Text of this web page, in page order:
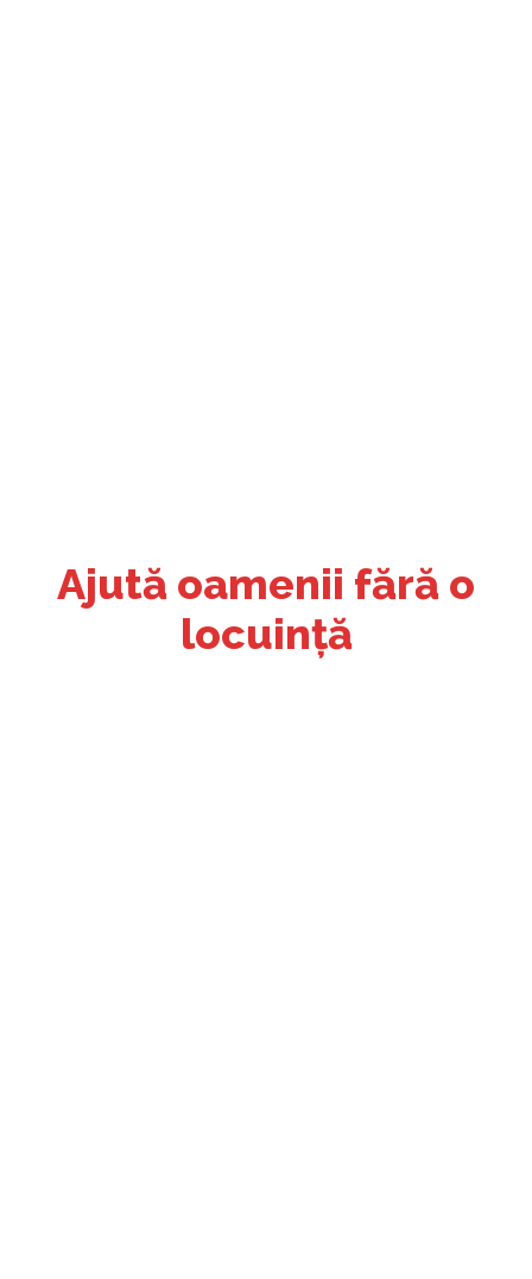
Ajută oamenii fără o
locuință